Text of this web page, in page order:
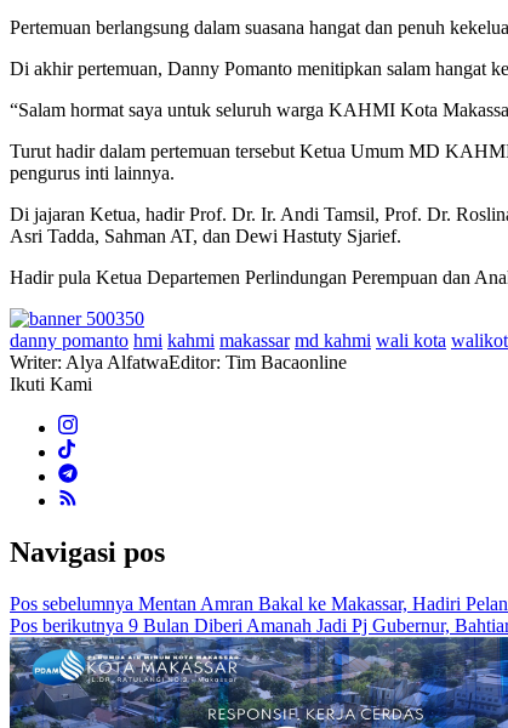
Pertemuan berlangsung dalam suasana hangat dan penuh
Di akhir pertemuan, Danny Pomanto menitipkan salam hangat
“Salam hormat saya untuk seluruh warga KAHMI Kota
Turut hadir dalam pertemuan tersebut Ketua Umum MD
pengurus inti lainnya.
Di jajaran Ketua, hadir Prof. Dr. Ir. Andi Tamsil, Prof. Dr.
Asri Tadda, Sahman AT, dan Dewi Hastuty Sjarief.
Hadir pula Ketua Departemen Perlindungan Perempuan dan
danny pomanto hmi kahmi makassar md kahmi wali kota
Writer: Alya AlfatwaEditor: Tim Bacaonline
Ikuti Kami
Navigasi pos
Pos sebelumnya Mentan Amran Bakal ke Makassar, Hadiri
Pos berikutnya 9 Bulan Diberi Amanah Jadi Pj Gubernur,